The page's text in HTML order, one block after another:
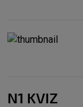
N1 KVIZ